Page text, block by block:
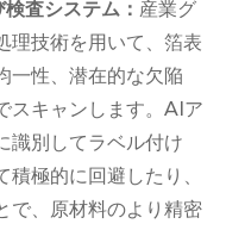
査システム： 産業グ
理技術を用いて、箔表
一性、潜在的な欠陥
スキャンします。AIア
識別してラベル付け
極的に回避したり、
で、原材料のより精密